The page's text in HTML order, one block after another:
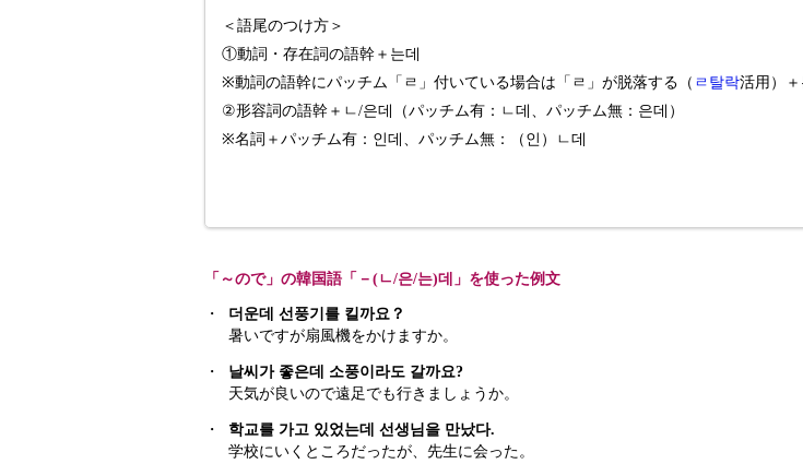
＜語尾のつけ方＞
①動詞・存在詞の語幹＋는데
※動詞の語幹にパッチム「ㄹ」付いている場合は「ㄹ」が脱落する（ ㄹ탈락活用）＋
②形容詞の語幹＋ㄴ/은데（パッチム有：ㄴ데、パッチム無：은데）
※名詞＋パッチム有：인데、パッチム無：（인）ㄴ데
「～ので」の韓国語「－(ㄴ/은/는)데」を使った例文
・
더운데 선풍기를 킬까요？
暑いですが扇風機をかけますか。
・
날씨가 좋은데 소풍이라도 갈까요?
天気が良いので遠足でも行きましょうか。
・
학교를 가고 있었는데 선생님을 만났다.
学校にいくところだったが、先生に会った。